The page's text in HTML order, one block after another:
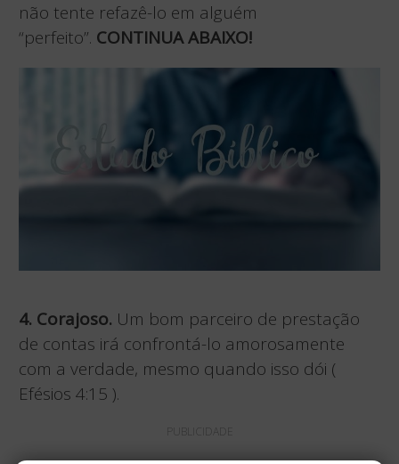
não tente refazê-lo em alguém
“perfeito”. CONTINUA ABAIXO!
4. Corajoso. Um bom parceiro de prestação
de contas irá confrontá-lo amorosamente
com a verdade, mesmo quando isso dói (
Efésios 4:15 ).
PUBLICIDADE